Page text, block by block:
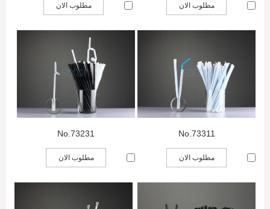
مطلوب الان مطلوب الان
No.73311
مطلوب الان
No.73231
مطلوب الان